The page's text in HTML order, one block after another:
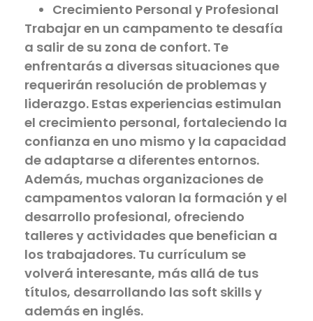
Crecimiento Personal y Profesional
Trabajar en un campamento te desafía
a salir de su zona de confort. Te
enfrentarás a diversas situaciones que
requerirán resolución de problemas y
liderazgo. Estas experiencias estimulan
el crecimiento personal, fortaleciendo la
confianza en uno mismo y la capacidad
de adaptarse a diferentes entornos.
Además, muchas organizaciones de
campamentos valoran la formación y el
desarrollo profesional, ofreciendo
talleres y actividades que benefician a
los trabajadores. Tu currículum se
volverá interesante, más allá de tus
títulos, desarrollando las soft skills y
además en inglés.